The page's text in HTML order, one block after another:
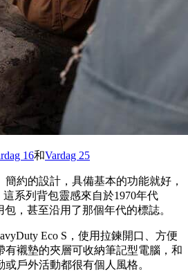
16和Vardag 25
約的設計，具備基本的功能就好，
這系列背包靈感來自於1970年代
包，甚至沿用了那個年代的標誌。
Eco S，使用拉鍊開口、方便
有襯墊的夾層可收納筆記型電腦，和
戶外活動都很有個人風格。